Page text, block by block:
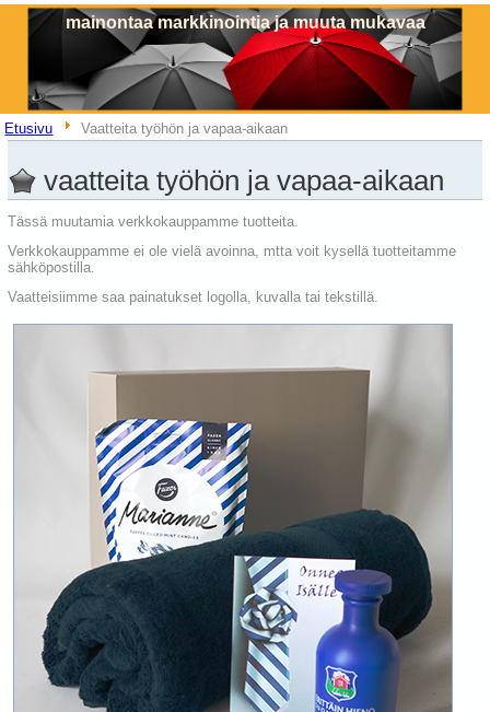
mainontaa markkinointia ja muuta mukavaa
Etusivu Vaatteita työhön ja vapaa-aikaan
vaatteita työhön ja vapaa-aikaan
Tässä muutamia verkkokauppamme tuotteita.
Verkkokauppamme ei ole vielä avoinna, mtta voit kysellä tuotteitamme
sähköpostilla.
Vaatteisiimme saa painatukset logolla, kuvalla tai tekstillä.